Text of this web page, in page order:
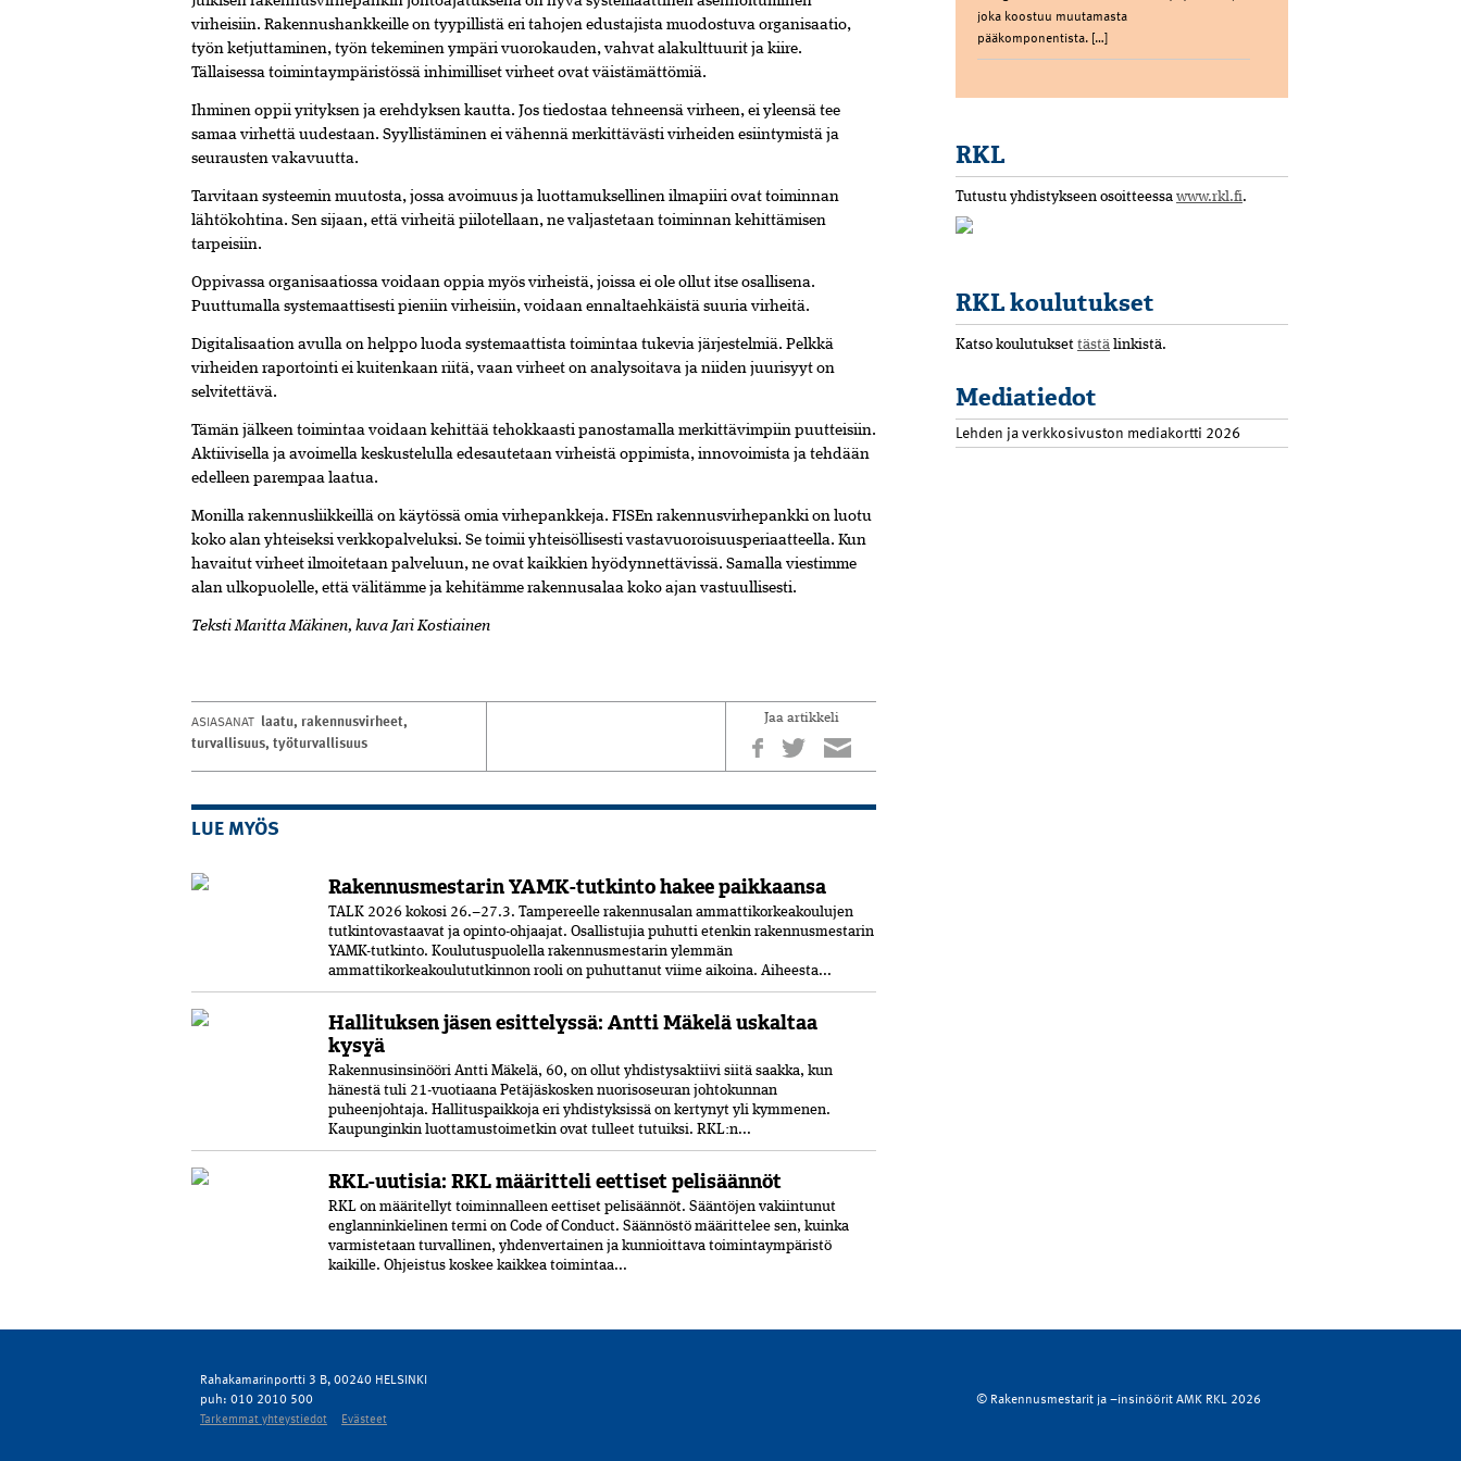
virheisiin. Rakennushankkeille on tyypillistä eri tahojen edustajista muodostuva organisaatio,
työn ketjuttaminen, työn tekeminen ympäri vuorokauden, vahvat alakulttuurit ja kiire.
Tällaisessa toimintaympäristössä inhimilliset virheet ovat väistämättömiä.
Ihminen oppii yrityksen ja erehdyksen kautta. Jos tiedostaa tehneensä virheen, ei yleensä tee
samaa virhettä uudestaan. Syyllistäminen ei vähennä merkittävästi virheiden esiintymistä ja
seurausten vakavuutta.
Tarvitaan systeemin muutosta, jossa avoimuus ja luottamuksellinen ilmapiiri ovat toiminnan
lähtökohtina. Sen sijaan, että virheitä piilotellaan, ne valjastetaan toiminnan kehittämisen
tarpeisiin.
Oppivassa organisaatiossa voidaan oppia myös virheistä, joissa ei ole ollut itse osallisena.
Puuttumalla systemaattisesti pieniin virheisiin, voidaan ennaltaehkäistä suuria virheitä.
Digitalisaation avulla on helppo luoda systemaattista toimintaa tukevia järjestelmiä. Pelkkä
virheiden raportointi ei kuitenkaan riitä, vaan virheet on analysoitava ja niiden juurisyyt on
selvitettävä.
Tämän jälkeen toimintaa voidaan kehittää tehokkaasti panostamalla merkittävimpiin puutteisiin.
Aktiivisella ja avoimella keskustelulla edesautetaan virheistä oppimista, innovoimista ja tehdään
edelleen parempaa laatua.
Monilla rakennusliikkeillä on käytössä omia virhepankkeja. FISEn rakennusvirhepankki on luotu
koko alan yhteiseksi verkkopalveluksi. Se toimii yhteisöllisesti vastavuoroisuusperiaatteella. Kun
havaitut virheet ilmoitetaan palveluun, ne ovat kaikkien hyödynnettävissä. Samalla viestimme
alan ulkopuolelle, että välitämme ja kehitämme rakennusalaa koko ajan vastuullisesti.
Teksti Maritta Mäkinen, kuva Jari Kostiainen
ASIASANAT laatu, rakennusvirheet,
turvallisuus,työturvallisuus
Jaa artikkeli
LUE MYÖS
Rakennusmestarin YAMK-tutkinto hakee paikkaansa
TALK 2026 kokosi 26.–27.3. Tampereelle rakennusalan ammattikorkeakoulujen
tutkintovastaavat ja opinto-ohjaajat. Osallistujia puhutti etenkin rakennusmestarin
YAMK-tutkinto. Koulutuspuolella rakennusmestarin ylemmän
ammattikorkeakoulututkinnon rooli on puhuttanut viime ­aikoina. ­Aiheesta...
Hallituksen jäsen esittelyssä: Antti Mäkelä uskaltaa
kysyä
Rakennusinsinööri Antti Mäkelä, 60, on ollut yhdistysaktiivi siitä saakka, kun
hänestä tuli 21-vuo­tiaana Petäjäskosken nuoriso­seuran johtokunnan
puheenjohtaja. Hallituspaikkoja eri yhdistyksissä on kertynyt yli kymmenen.
Kaupunginkin luottamustoimetkin ovat tulleet tutuiksi. RKL:n...
RKL-uutisia: RKL määritteli eettiset pelisäännöt
RKL on määritellyt toiminnalleen eettiset peli­säännöt. Sääntöjen vakiintunut
englanninkielinen termi on Code of Conduct. Säännöstö määrittelee sen, kuinka
varmistetaan turvallinen, yhdenvertainen ja kun­nioittava toimintaympäristö
kaikille. Ohjeistus koskee kaikkea toimintaa...
joka koostuu muutamasta
pääkomponentista. […]
RKL
Tutustu yhdistykseen osoitteessa www.rkl.fi.
RKL koulutukset
Katso koulutukset tästä linkistä.
Mediatiedot
Lehden ja verkkosivuston mediakortti 2026
Rahakamarinportti 3 B, 00240 HELSINKI
puh: 010 2010 500
Tarkemmat yhteystiedot Evästeet
© Rakennusmestarit ja –insinöörit AMK RKL 2026